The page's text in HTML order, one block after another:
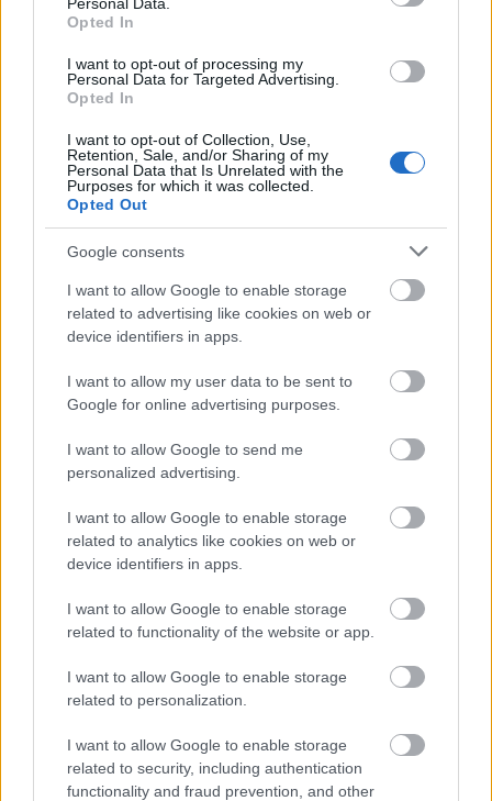
Opted In
I want to opt-out of processing my
Personal Data for Targeted Advertising.
Opted In
I want to opt-out of Collection, Use,
Retention, Sale, and/or Sharing of my
Personal Data that Is Unrelated with the
Purposes for which it was collected.
Opted Out
Google consents
I want to allow Google to enable storage
related to advertising like cookies on web or
device identifiers in apps.
I want to allow my user data to be sent to
Google for online advertising purposes.
I want to allow Google to send me
personalized advertising.
I want to allow Google to enable storage
related to analytics like cookies on web or
device identifiers in apps.
I want to allow Google to enable storage
related to functionality of the website or app.
I want to allow Google to enable storage
related to personalization.
I want to allow Google to enable storage
related to security, including authentication
functionality and fraud prevention, and other
Körülbelül egy órát vártunk az ételekre, ám aki ide
ellátogat nem fog ez idő alatt sem unatkozni. A
ordibálással, hol a tömlöcbe küldött vendégekkel,
akiket csak az összekoldult váltság díj fejébe
engednek ki onnan.
Persze semmit nem kell komolyan venni, és ez így is
van jól. Ide úgy kell érkezni, hogy ezt mindenképpen
tartsuk szem előtt, hogy a szórakoztatás a lényeg,
nem a sértegetés.
Sánta kocát(Búbos kemencében sült csülök,
zöldségköret) 19.99 Eur,